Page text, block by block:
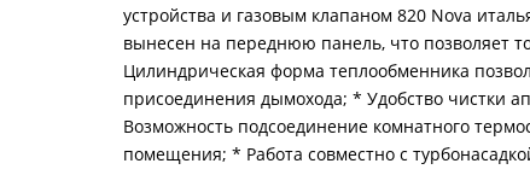
устройства и газовым клапаном 820 Nova
вынесен на переднюю панель, что позволяет
Цилиндрическая форма теплообменника
присоединения дымохода; * Удобство чистки
Возможность подсоединение комнатного
помещения; * Работа совместно с